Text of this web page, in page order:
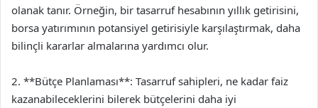
olanak tanır. Örneğin, bir tasarruf hesabının yıllık getirisini,
borsa yatırımının potansiyel getirisiyle karşılaştırmak, daha
bilinçli kararlar almalarına yardımcı olur.
2. **Bütçe Planlaması**: Tasarruf sahipleri, ne kadar faiz
kazanabileceklerini bilerek bütçelerini daha iyi